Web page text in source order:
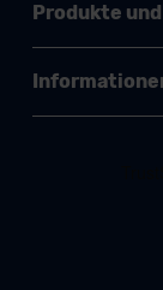
Produkte